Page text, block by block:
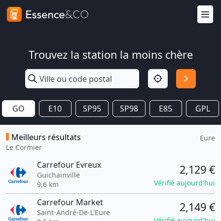
Trouvez la station la moins chère
GO E10 SP95 SP98 E85 GPL
Meilleurs résultats
Le Cormier
Eure
Carrefour Evreux
Guichainville
9,6 km
2,129 €
Vérifié aujourd'hui
Carrefour Market
Saint-André-De-L'Eure
2,149 €